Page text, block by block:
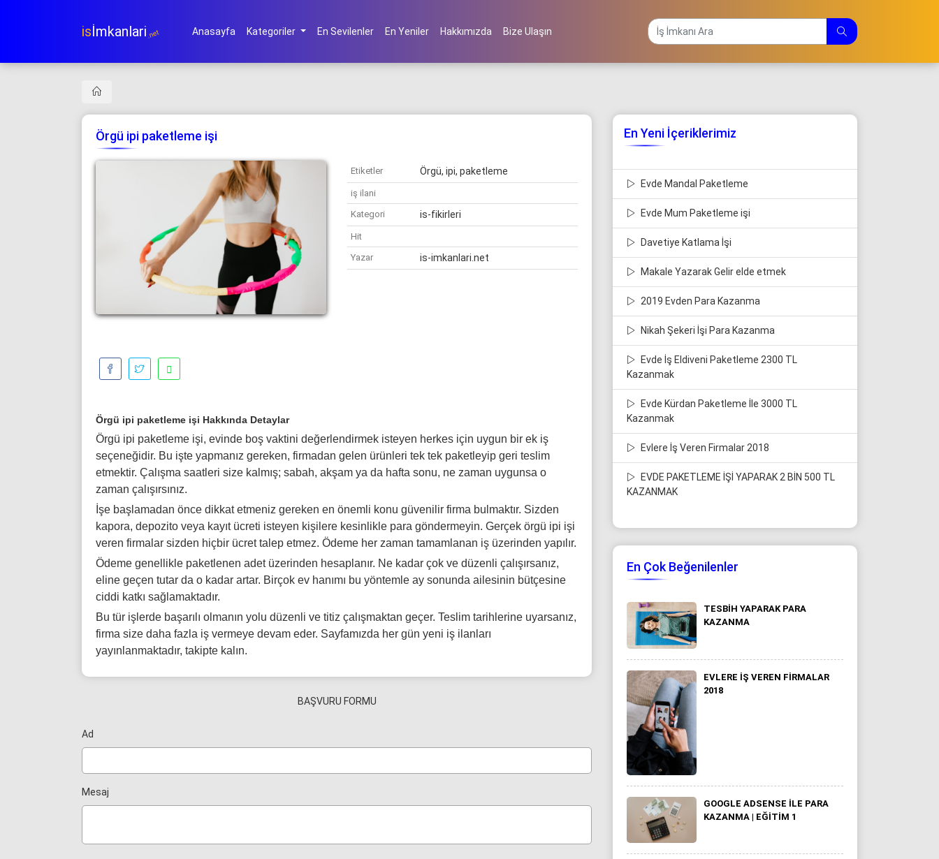
isİmkanlari.net Anasayfa Kategoriler En Sevilenler En Yeniler Hakkımızda Bize Ulaşın
Örgü ipi paketleme işi
Etiketler Örgü, ipi, paketleme
iş ilani
Kategori
is-fikirleri
Hit
Yazar
is-imkanlari.net
Örgü ipi paketleme işi Hakkında Detaylar
Örgü ipi paketleme işi, evinde boş vaktini değerlendirmek isteyen herkes için uygun bir ek iş
seçeneğidir. Bu işte yapmanız gereken, firmadan gelen ürünleri tek tek paketleyip geri teslim
etmektir. Çalışma saatleri size kalmış; sabah, akşam ya da hafta sonu, ne zaman uygunsa o
zaman çalışırsınız.
İşe başlamadan önce dikkat etmeniz gereken en önemli konu güvenilir firma bulmaktır. Sizden
kapora, depozito veya kayıt ücreti isteyen kişilere kesinlikle para göndermeyin. Gerçek örgü ipi işi
veren firmalar sizden hiçbir ücret talep etmez. Ödeme her zaman tamamlanan iş üzerinden yapılır.
Ödeme genellikle paketlenen adet üzerinden hesaplanır. Ne kadar çok ve düzenli çalışırsanız,
eline geçen tutar da o kadar artar. Birçok ev hanımı bu yöntemle ay sonunda ailesinin bütçesine
ciddi katkı sağlamaktadır.
Bu tür işlerde başarılı olmanın yolu düzenli ve titiz çalışmaktan geçer. Teslim tarihlerine uyarsanız,
firma size daha fazla iş vermeye devam eder. Sayfamızda her gün yeni iş ilanları
yayınlanmaktadır, takipte kalın.
BAŞVURU FORMU
Ad
Mesaj
En Yeni İçeriklerimiz
Evde Mandal Paketleme
Evde Mum Paketleme işi
Davetiye Katlama İşi
Makale Yazarak Gelir elde etmek
2019 Evden Para Kazanma
Nikah Şekeri İşi Para Kazanma
Evde İş Eldiveni Paketleme 2300 TL
Kazanmak
Evde Kürdan Paketleme İle 3000 TL
Kazanmak
Evlere İş Veren Firmalar 2018
EVDE PAKETLEME İŞİ YAPARAK 2 BİN 500 TL
KAZANMAK
En Çok Beğenilenler
TESBIH YAPARAK PARA
KAZANMA
EVLERE İŞ VEREN FIRMALAR
2018
GOOGLE ADSENSE İLE PARA
KAZANMA | EĞITIM 1